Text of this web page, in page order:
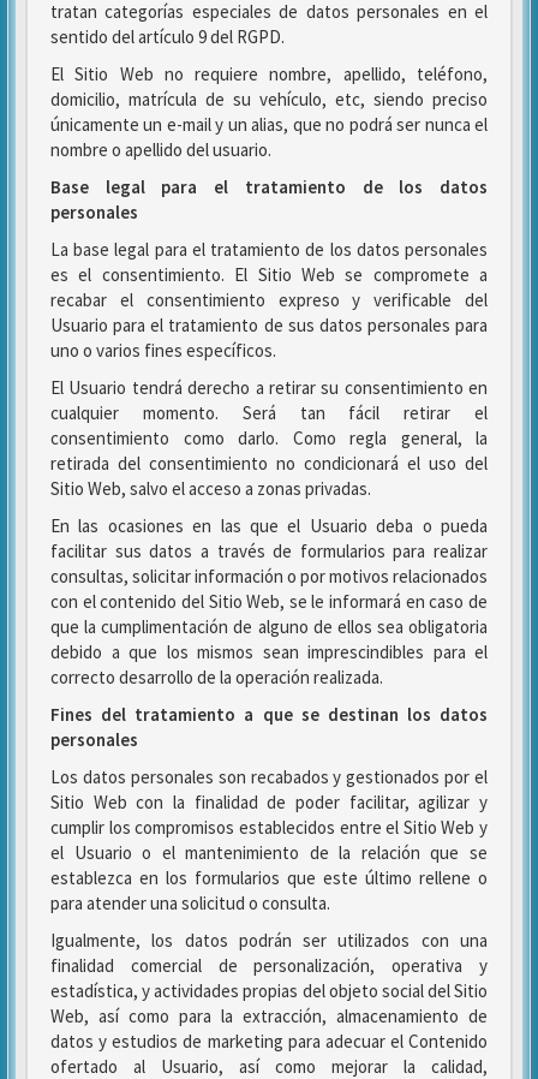
tratan categorías especiales de datos personales en el
sentido del artículo 9 del RGPD.
El Sitio Web no requiere nombre, apellido, teléfono,
domicilio, matrícula de su vehículo, etc, siendo preciso
únicamente un e-mail y un alias, que no podrá ser nunca el
nombre o apellido del usuario.
Base legal para el tratamiento de los datos
personales
La base legal para el tratamiento de los datos personales
es el consentimiento. El Sitio Web se compromete a
recabar el consentimiento expreso y verificable del
Usuario para el tratamiento de sus datos personales para
uno o varios fines específicos.
El Usuario tendrá derecho a retirar su consentimiento en
cualquier momento. Será tan fácil retirar el
consentimiento como darlo. Como regla general, la
retirada del consentimiento no condicionará el uso del
Sitio Web, salvo el acceso a zonas privadas.
En las ocasiones en las que el Usuario deba o pueda
facilitar sus datos a través de formularios para realizar
consultas, solicitar información o por motivos relacionados
con el contenido del Sitio Web, se le informará en caso de
que la cumplimentación de alguno de ellos sea obligatoria
debido a que los mismos sean imprescindibles para el
correcto desarrollo de la operación realizada.
Fines del tratamiento a que se destinan los datos
personales
Los datos personales son recabados y gestionados por el
Sitio Web con la finalidad de poder facilitar, agilizar y
cumplir los compromisos establecidos entre el Sitio Web y
el Usuario o el mantenimiento de la relación que se
establezca en los formularios que este último rellene o
para atender una solicitud o consulta.
Igualmente, los datos podrán ser utilizados con una
finalidad comercial de personalización, operativa y
estadística, y actividades propias del objeto social del Sitio
Web, así como para la extracción, almacenamiento de
datos y estudios de marketing para adecuar el Contenido
ofertado al Usuario, así como mejorar la calidad,